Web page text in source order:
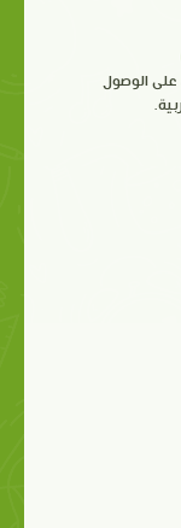
الوصول